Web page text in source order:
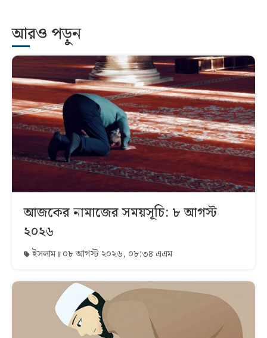
আরও পড়ুন
আজকের নামাজের সময়সূচি: ৮ আগস্ট
২০২৬
ইসলাম ০৮ আগস্ট ২০২৬, ০৮:৩৪ এএম